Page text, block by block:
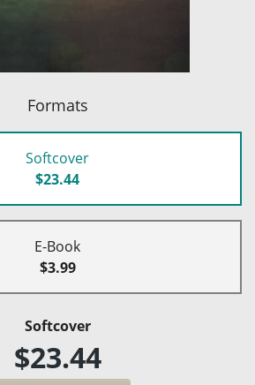
Formats
Softcover
$23.44
E-Book
$3.99
Softcover
$23.44